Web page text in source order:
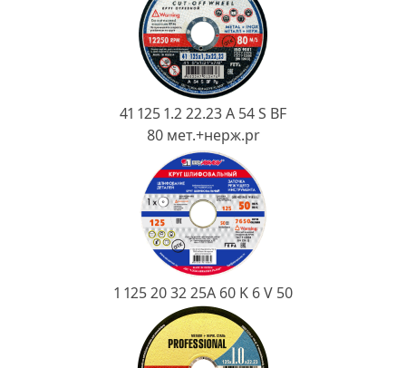
Ковш разливочный
Огнеупорная SiC смесь
41 125 1.2 22.23 A 54 S BF
80 мет.+нерж.pr
1 125 20 32 25А 60 K 6 V 50